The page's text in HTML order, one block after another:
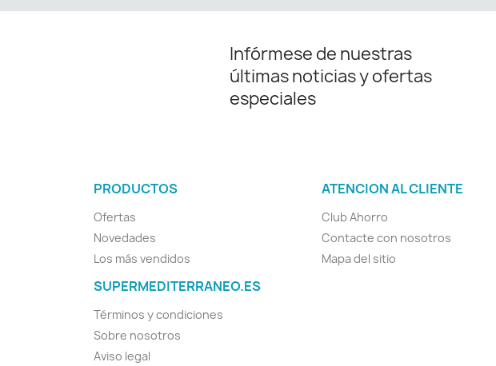
Infórmese de nuestras
últimas noticias y ofertas
especiales
PRODUCTOS
Ofertas
Novedades
Los más vendidos
ATENCION AL CLIENTE
Club Ahorro
Contacte con nosotros
Mapa del sitio
SUPERMEDITERRANEO.ES
Términos y condiciones
Sobre nosotros
Aviso legal